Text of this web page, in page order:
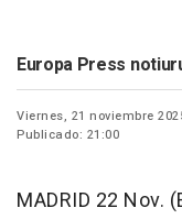
Europa Press
Viernes, 21 noviembre
Publicado: 21:00
MADRID 22 Nov.